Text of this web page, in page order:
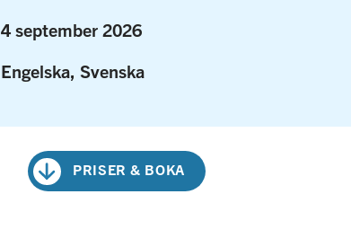
4 september 2026
Engelska, Svenska
PRISER & BOKA